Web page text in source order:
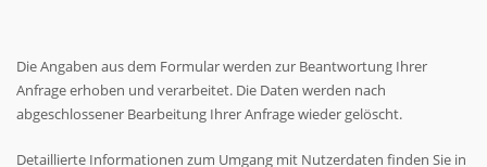
Die Angaben aus dem Formular werden zur Beantwortung Ihrer
Anfrage erhoben und verarbeitet. Die Daten werden nach
abgeschlossener Bearbeitung Ihrer Anfrage wieder gelöscht.
Detaillierte Informationen zum Umgang mit Nutzerdaten finden Sie in